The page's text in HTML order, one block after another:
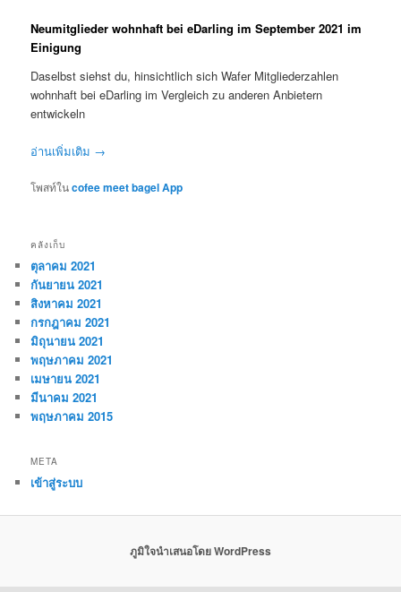
Neumitglieder wohnhaft bei eDarling im September 2021 im
Einigung
Daselbst siehst du, hinsichtlich sich Wafer Mitgliederzahlen
wohnhaft bei eDarling im Vergleich zu anderen Anbietern
entwickeln
อ่านเพิ่มเติม →
โพสท์ในcofee meet bagel App
คลังเก็บ
ตุลาคม 2021
กันยายน 2021
สิงหาคม 2021
กรกฎาคม 2021
มิถุนายน 2021
พฤษภาคม 2021
เมษายน 2021
มีนาคม 2021
พฤษภาคม 2015
META
เข้าสู่ระบบ
ภูมิใจนำเสนอโดย WordPress